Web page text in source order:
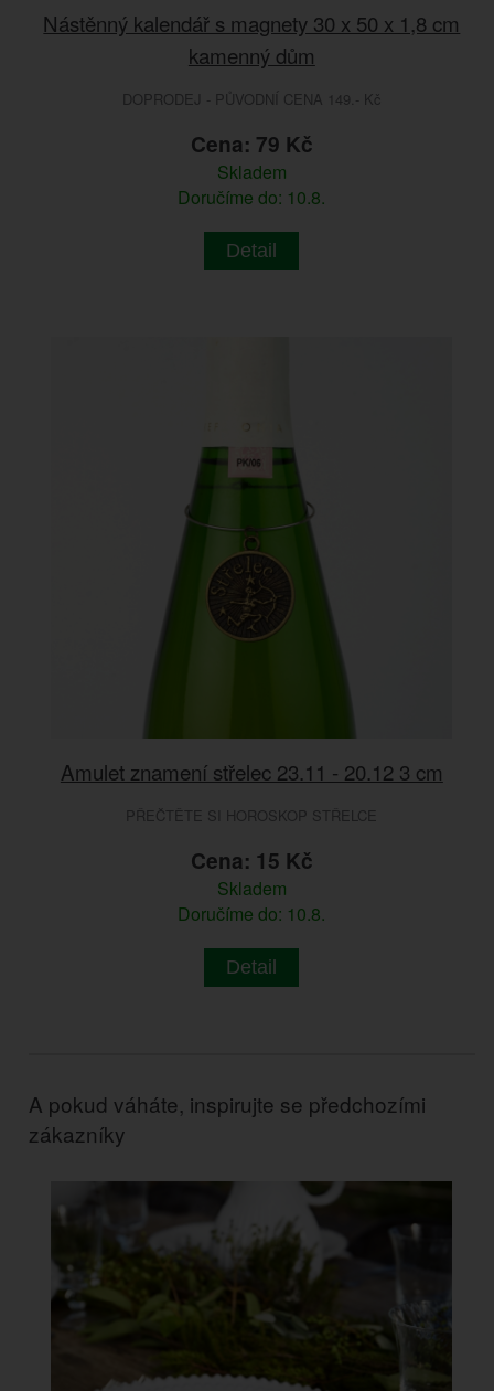
Nástěnný kalendář s magnety 30 x 50 x 1,8 cm
kamenný dům
DOPRODEJ - PŮVODNÍ CENA 149.- Kč
Cena: 79 Kč
Skladem
Doručíme do: 10.8.
Detail
Amulet znamení střelec 23.11 - 20.12 3 cm
PŘEČTĚTE SI HOROSKOP STŘELCE
Cena: 15 Kč
Skladem
Doručíme do: 10.8.
Detail
A pokud váháte, inspirujte se předchozími
zákazníky